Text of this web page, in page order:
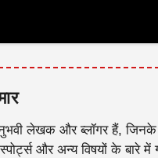
लेखक और ब्लॉगर हैं, जिनके
और अन्य विषयों के बारे